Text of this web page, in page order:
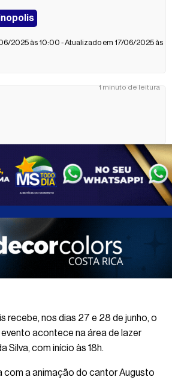
1 minuto de leitura
2025 às 10:00 - Atualizado em 17/06/2025 às
recebe, nos dias 27 e 28 de junho, o
evento acontece na área de lazer
Silva, com início às 18h.
a animação do cantor Augusto